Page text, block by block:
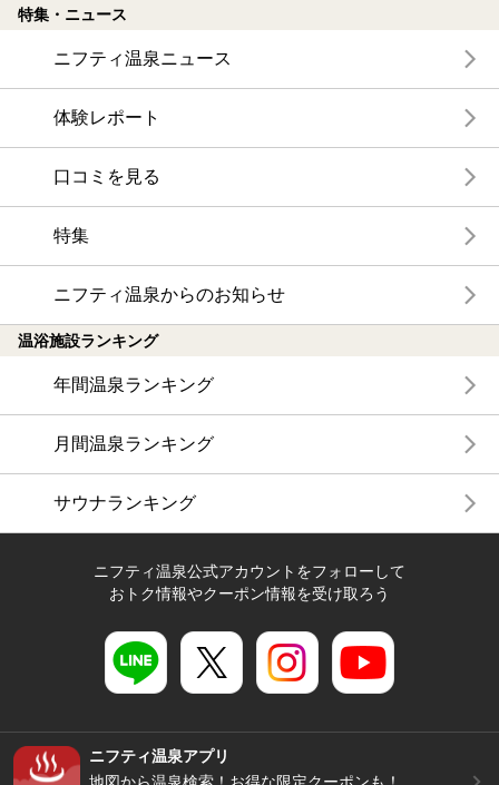
特集・ニュース
ニフティ温泉ニュース
体験レポート
口コミを見る
特集
ニフティ温泉からのお知らせ
温浴施設ランキング
年間温泉ランキング
月間温泉ランキング
サウナランキング
ニフティ温泉公式アカウントをフォローして
おトク情報やクーポン情報を受け取ろう
ニフティ温泉アプリ
地図から温泉検索！お得な限定クーポンも！